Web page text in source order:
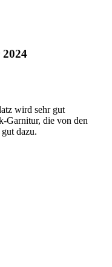
wird sehr gut
Garnitur, die von den
dazu.